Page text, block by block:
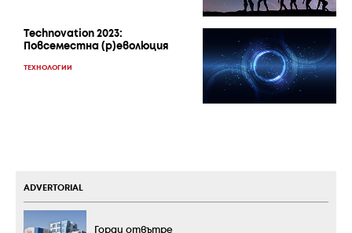
Technovation 2023:
Повсеместна (р)еволюция
ТЕХНОЛОГИИ
ADVERTORIAL
Горди отвътре